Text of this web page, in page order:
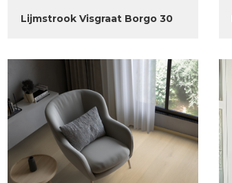
Lijmstrook Visgraat Borgo 30